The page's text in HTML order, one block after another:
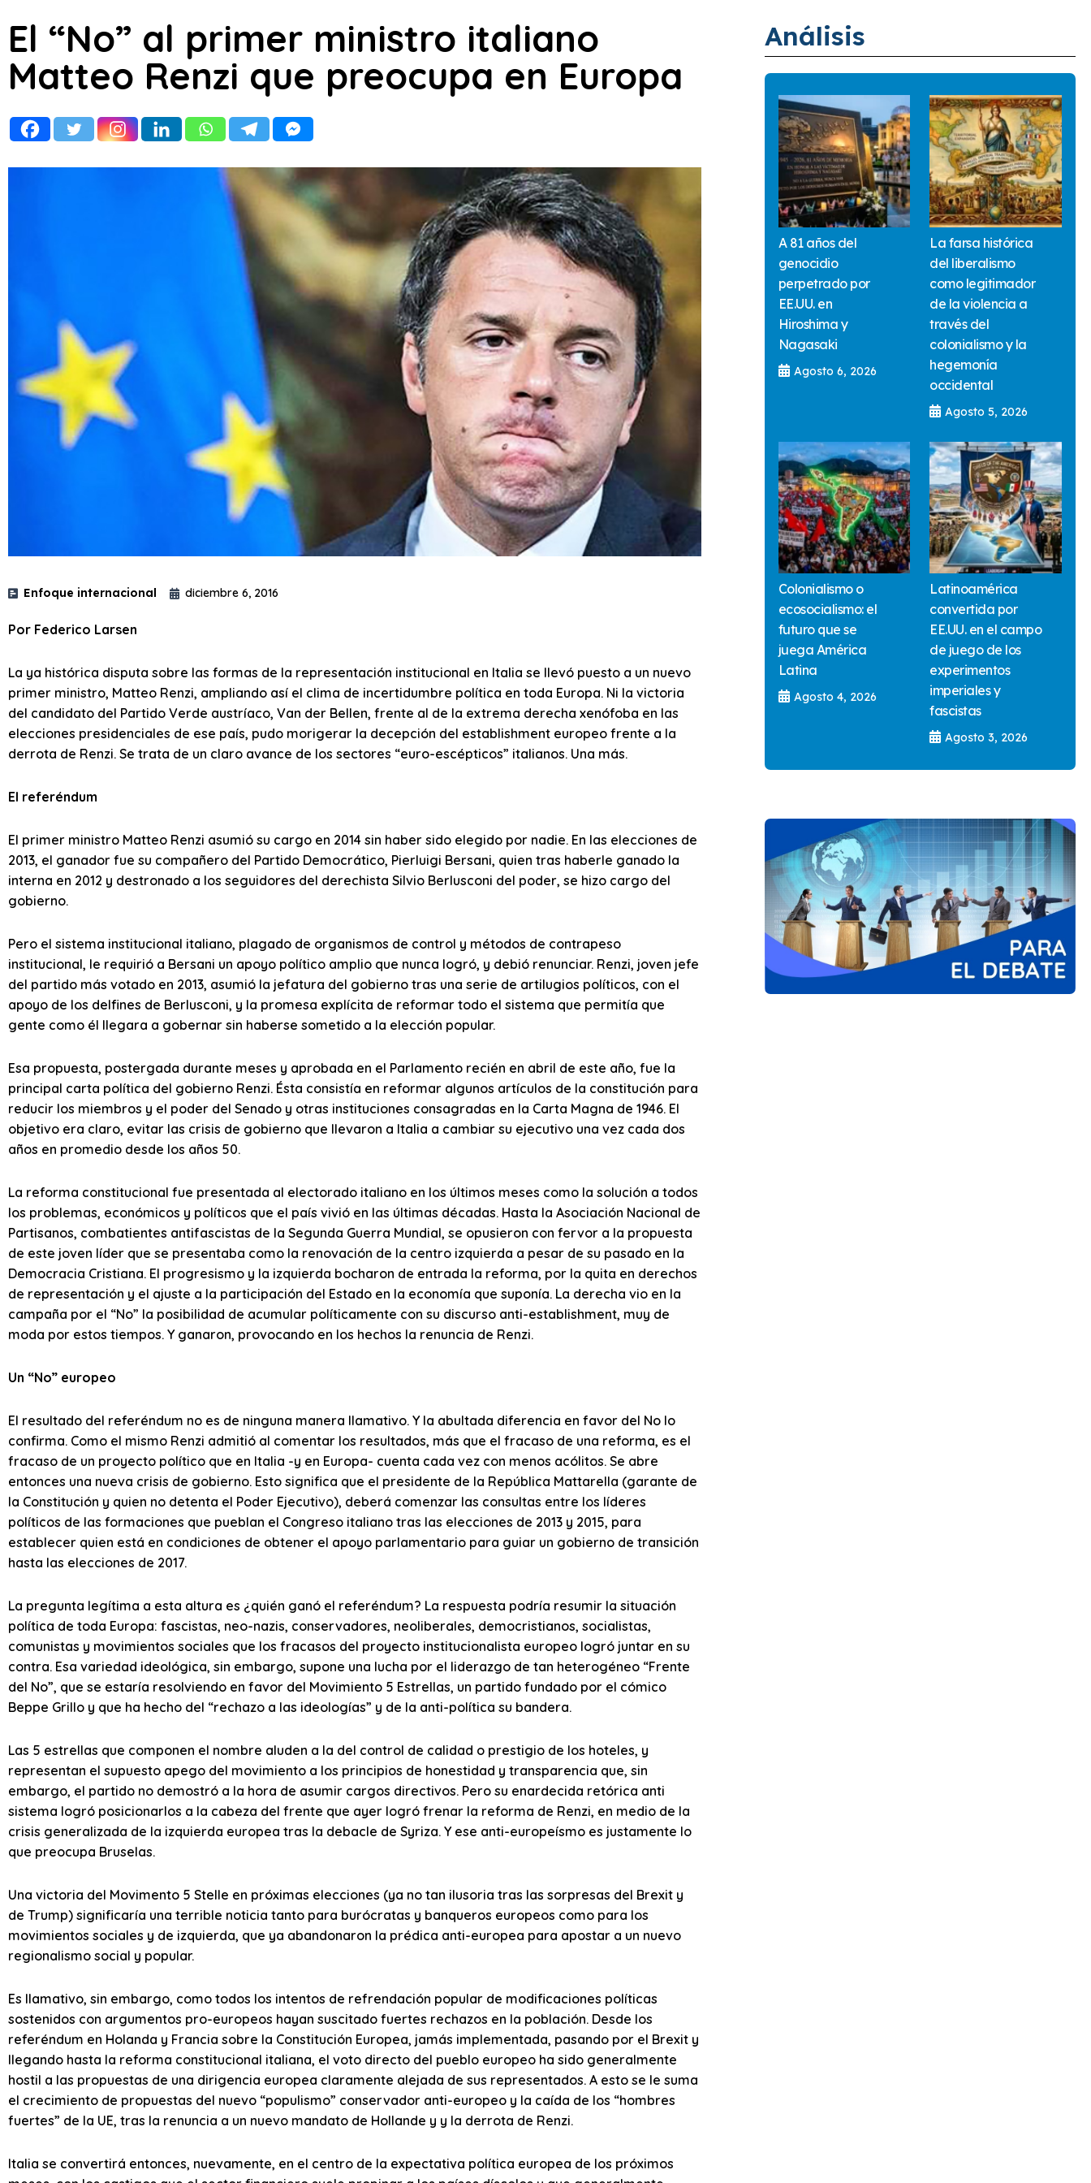
El “No” al primer ministro italiano
Matteo Renzi que preocupa en Europa
Enfoque internacional diciembre 6, 2016
Por Federico Larsen
La ya histórica disputa sobre las formas de la representación institucional en Italia se llevó puesto a un nuevo
primer ministro, Matteo Renzi, ampliando así el clima de incertidumbre política en toda Europa. Ni la victoria
del candidato del Partido Verde austríaco, Van der Bellen, frente al de la extrema derecha xenófoba en las
elecciones presidenciales de ese país, pudo morigerar la decepción del establishment europeo frente a la
derrota de Renzi. Se trata de un claro avance de los sectores “euro-escépticos” italianos. Una más.
El referéndum
El primer ministro Matteo Renzi asumió su cargo en 2014 sin haber sido elegido por nadie. En las elecciones de
2013, el ganador fue su compañero del Partido Democrático, Pierluigi Bersani, quien tras haberle ganado la
interna en 2012 y destronado a los seguidores del derechista Silvio Berlusconi del poder, se hizo cargo del
gobierno.
Pero el sistema institucional italiano, plagado de organismos de control y métodos de contrapeso
institucional, le requirió a Bersani un apoyo político amplio que nunca logró, y debió renunciar. Renzi, joven jefe
del partido más votado en 2013, asumió la jefatura del gobierno tras una serie de artilugios políticos, con el
apoyo de los delfines de Berlusconi, y la promesa explícita de reformar todo el sistema que permitía que
gente como él llegara a gobernar sin haberse sometido a la elección popular.
Esa propuesta, postergada durante meses y aprobada en el Parlamento recién en abril de este año, fue la
principal carta política del gobierno Renzi. Ésta consistía en reformar algunos artículos de la constitución para
reducir los miembros y el poder del Senado y otras instituciones consagradas en la Carta Magna de 1946. El
objetivo era claro, evitar las crisis de gobierno que llevaron a Italia a cambiar su ejecutivo una vez cada dos
años en promedio desde los años 50.
La reforma constitucional fue presentada al electorado italiano en los últimos meses como la solución a todos
los problemas, económicos y políticos que el país vivió en las últimas décadas. Hasta la Asociación Nacional de
Partisanos, combatientes antifascistas de la Segunda Guerra Mundial, se opusieron con fervor a la propuesta
de este joven líder que se presentaba como la renovación de la centro izquierda a pesar de su pasado en la
Democracia Cristiana. El progresismo y la izquierda bocharon de entrada la reforma, por la quita en derechos
de representación y el ajuste a la participación del Estado en la economía que suponía. La derecha vio en la
campaña por el “No” la posibilidad de acumular políticamente con su discurso anti-establishment, muy de
moda por estos tiempos. Y ganaron, provocando en los hechos la renuncia de Renzi.
Un “No” europeo
El resultado del referéndum no es de ninguna manera llamativo. Y la abultada diferencia en favor del No lo
confirma. Como el mismo Renzi admitió al comentar los resultados, más que el fracaso de una reforma, es el
fracaso de un proyecto político que en Italia -y en Europa- cuenta cada vez con menos acólitos. Se abre
entonces una nueva crisis de gobierno. Esto significa que el presidente de la República Mattarella (garante de
la Constitución y quien no detenta el Poder Ejecutivo), deberá comenzar las consultas entre los líderes
políticos de las formaciones que pueblan el Congreso italiano tras las elecciones de 2013 y 2015, para
establecer quien está en condiciones de obtener el apoyo parlamentario para guiar un gobierno de transición
hasta las elecciones de 2017.
La pregunta legítima a esta altura es ¿quién ganó el referéndum? La respuesta podría resumir la situación
política de toda Europa: fascistas, neo-nazis, conservadores, neoliberales, democristianos, socialistas,
comunistas y movimientos sociales que los fracasos del proyecto institucionalista europeo logró juntar en su
contra. Esa variedad ideológica, sin embargo, supone una lucha por el liderazgo de tan heterogéneo “Frente
del No”, que se estaría resolviendo en favor del Movimiento 5 Estrellas, un partido fundado por el cómico
Beppe Grillo y que ha hecho del “rechazo a las ideologías” y de la anti-política su bandera.
Las 5 estrellas que componen el nombre aluden a la del control de calidad o prestigio de los hoteles, y
representan el supuesto apego del movimiento a los principios de honestidad y transparencia que, sin
embargo, el partido no demostró a la hora de asumir cargos directivos. Pero su enardecida retórica anti
sistema logró posicionarlos a la cabeza del frente que ayer logró frenar la reforma de Renzi, en medio de la
crisis generalizada de la izquierda europea tras la debacle de Syriza. Y ese anti-europeísmo es justamente lo
que preocupa Bruselas.
Una victoria del Movimento 5 Stelle en próximas elecciones (ya no tan ilusoria tras las sorpresas del Brexit y
de Trump) significaría una terrible noticia tanto para burócratas y banqueros europeos como para los
movimientos sociales y de izquierda, que ya abandonaron la prédica anti-europea para apostar a un nuevo
regionalismo social y popular.
Es llamativo, sin embargo, como todos los intentos de refrendación popular de modificaciones políticas
sostenidos con argumentos pro-europeos hayan suscitado fuertes rechazos en la población. Desde los
referéndum en Holanda y Francia sobre la Constitución Europea, jamás implementada, pasando por el Brexit y
llegando hasta la reforma constitucional italiana, el voto directo del pueblo europeo ha sido generalmente
hostil a las propuestas de una dirigencia europea claramente alejada de sus representados. A esto se le suma
el crecimiento de propuestas del nuevo “populismo” conservador anti-europeo y la caída de los “hombres
fuertes” de la UE, tras la renuncia a un nuevo mandato de Hollande y y la derrota de Renzi.
Italia se convertirá entonces, nuevamente, en el centro de la expectativa política europea de los próximos
Análisis
A 81 años del
genocidio
perpetrado por
EE.UU. en
Hiroshima y
Nagasaki
Agosto 6, 2026
La farsa histórica
del liberalismo
como legitimador
de la violencia a
través del
colonialismo y la
hegemonía
occidental
Agosto 5, 2026
Colonialismo o
ecosocialismo: el
futuro que se
juega América
Latina
Agosto 4, 2026
Latinoamérica
convertida por
EE.UU. en el campo
de juego de los
experimentos
imperiales y
fascistas
Agosto 3, 2026